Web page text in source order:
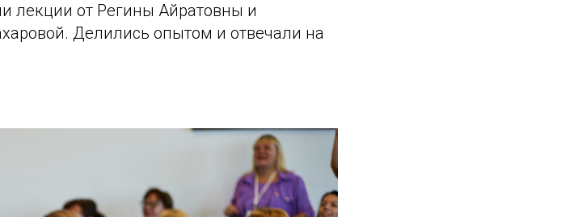
лекции от Регины Айратовны и
Делились опытом и отвечали на